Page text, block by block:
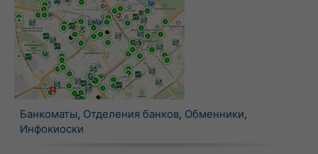
Банкоматы, Отделения банков, Обменники,
Инфокиоски